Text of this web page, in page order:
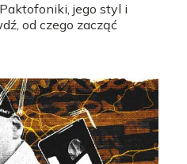
jego styl i
od czego zacząć